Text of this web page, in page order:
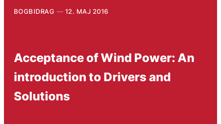
BOGBIDRAG 12. MAJ 2016
Acceptance of Wind Power: An
introduction to Drivers and
Solutions